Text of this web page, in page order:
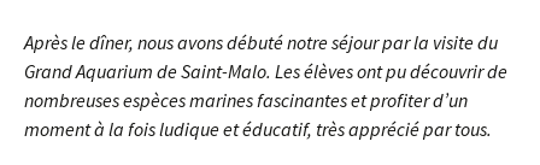
Après le dîner, nous avons débuté notre séjour par la visite du
Grand Aquarium de Saint-Malo. Les élèves ont pu découvrir de
nombreuses espèces marines fascinantes et profiter d’un
moment à la fois ludique et éducatif, très apprécié par tous.